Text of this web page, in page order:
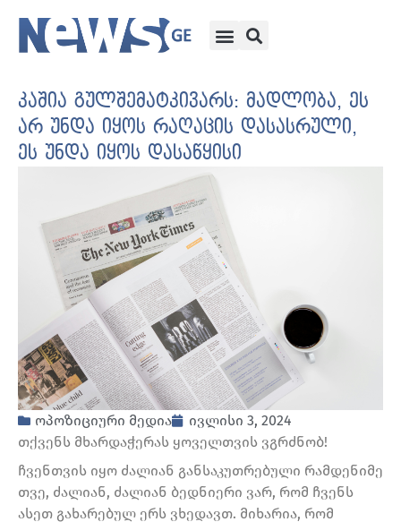
კაშია გულშემატკივარს: მადლობა, ეს
არ უნდა იყოს რაღაცის დასასრული,
ეს უნდა იყოს დასაწყისი
ოპოზიციური მედია
ივლისი 3, 2024
თქვენს მხარდაჭერას ყოველთვის ვგრძნობ!
ჩვენთვის იყო ძალიან განსაკუთრებული რამდენიმე
თვე, ძალიან, ძალიან ბედნიერი ვარ, რომ ჩვენს
ასეთ გახარებულ ერს ვხედავთ. მიხარია, რომ